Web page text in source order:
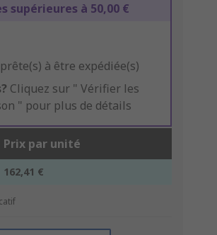
supérieures à 50,00 €
à être expédiée(s)
Cliquez sur " Vérifier les
" pour plus de détails
Prix par unité
162,41 €